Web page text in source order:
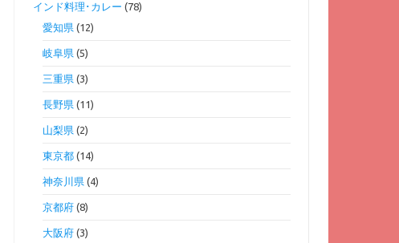
インド料理･カレー (78)
愛知県(12)
岐阜県(5)
三重県(3)
長野県(11)
山梨県(2)
東京都(14)
神奈川県(4)
京都府(8)
大阪府(3)